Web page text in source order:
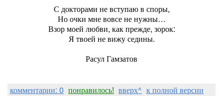
С докторами не вступаю в споры,
Но очки мне вовсе не нужны…
Взор моей любви, как прежде, зорок:
Я твоей не вижу седины.
Расул Гамзатов
комментарии: 0 понравилось! вверх^ к полной версии